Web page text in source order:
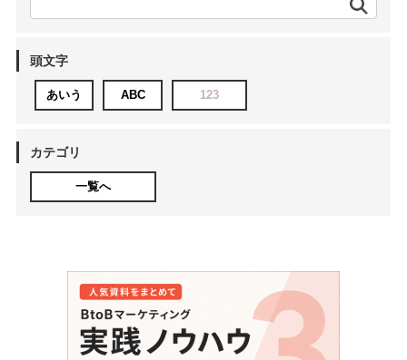
頭文字
あいう ABC 123
カテゴリ
一覧へ